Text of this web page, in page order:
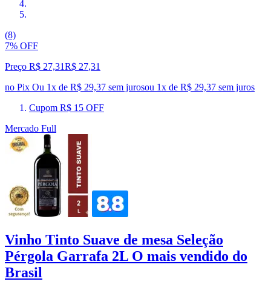
(8)
7% OFF
Preço R$ 27,31R$ 27,31
no Pix Ou 1x de R$ 29,37 sem jurosou 1x de R$ 29,37 sem juros
Cupom R$ 15 OFF
Mercado Full
Vinho Tinto Suave de mesa Seleção
Pérgola Garrafa 2L O mais vendido do
Brasil